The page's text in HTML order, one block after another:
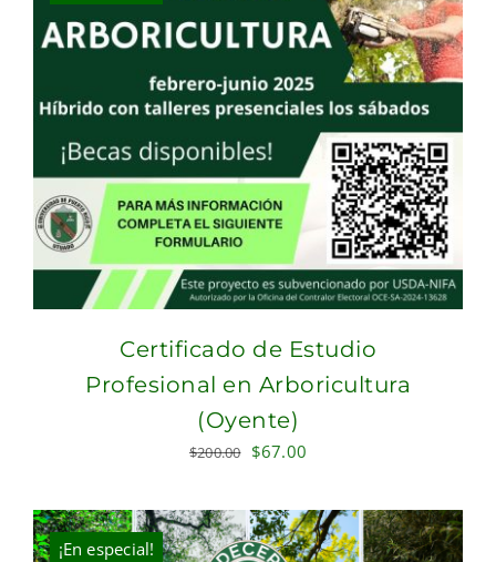
Certificado de Estudio
Profesional en Arboricultura
(Oyente)
$200.00 Original
was:
$200.00.
$67.00
is:
$67.00.
¡En especial!